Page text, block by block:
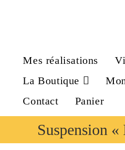
Mes réalisations
La Boutique
Contact
Panier
Suspension